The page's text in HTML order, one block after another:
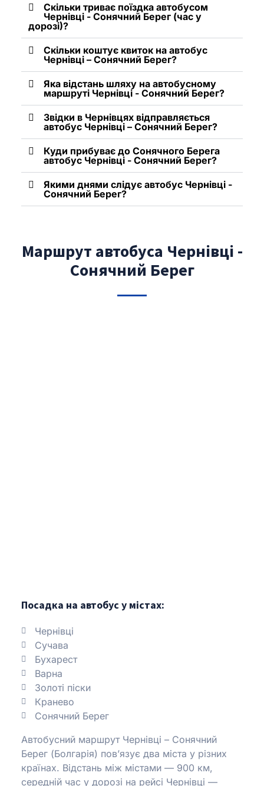
Скільки триває поїздка автобусом
Чернівці - Сонячний Берег (час у
дорозі)?
Скільки коштує квиток на автобус
Чернівці – Сонячний Берег?
Яка відстань шляху на автобусному
маршруті Чернівці - Сонячний Берег?
Звідки в Чернівцях відправляється
автобус Чернівці – Сонячний Берег?
Куди прибуває до Сонячного Берега
автобус Чернівці - Сонячний Берег?
Якими днями слідує автобус Чернівці -
Сонячний Берег?
Маршрут автобуса Чернівці -
Сонячний Берег
Посадка на автобус у містах:
Чернівці
Сучава
Бухарест
Варна
Золоті піски
Кранево
Сонячний Берег
Автобусний маршрут Чернівці – Сонячний
Берег (Болгарія) пов’язує два міста у різних
країнах. Відстань між містами — 900 км,
середній час у дорозі на рейсі Чернівці —